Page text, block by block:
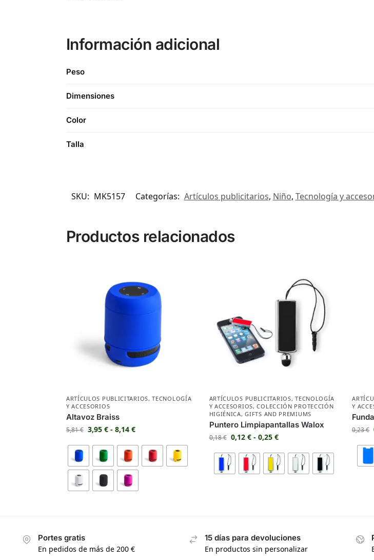
Información adicional
Peso
Dimensiones
Color
Talla
SKU: MK5157 Categorías: Artículos publicitarios, Niño, Tecnología y
Productos relacionados
ARTÍCULOS PUBLICITARIOS,TECNOLOGÍA
Y ACCESORIOS
Altavoz Braiss
5,81€ 3,95 € - 8,14 €
ARTÍCULOS PUBLICITARIOS,TECNOLOGÍA
Y ACCESORIOS,COLECCIÓN PROTECCIÓN
HIGIÉNICA,GIFTS AND PREMIUMS
Puntero Limpiapantallas Walox
0,18€ 0,12 € - 0,25 €
Y
0,23€
Portes gratis
En pedidos de más de 200 €
15 días para devoluciones
En productos sin personalizar